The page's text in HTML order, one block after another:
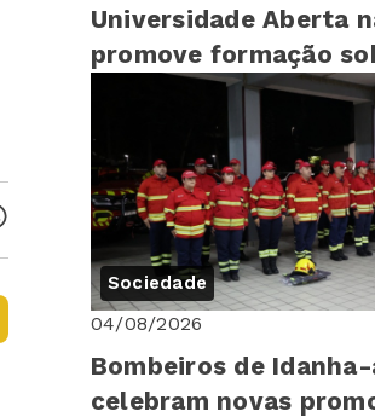
Universidade Aberta
promove formação
direitos humanos
Sociedade
04/08/2026
Bombeiros de
celebram novas